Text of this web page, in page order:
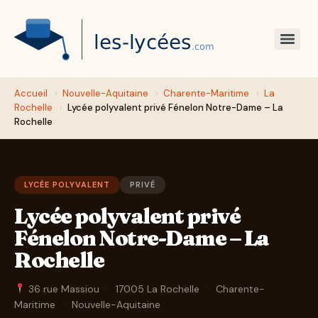
Accueil › Nouvelle-Aquitaine › Charente-Maritime › La
Rochelle
› Lycée polyvalent privé Fénelon Notre-Dame – La
Rochelle
LYCÉE POLYVALENT PRIVÉ
Lycée polyvalent privé
Fénelon Notre-Dame – La
Rochelle
36 rue Massiou · 17005 La Rochelle · Charente-
Maritime
· Nouvelle-Aquitaine